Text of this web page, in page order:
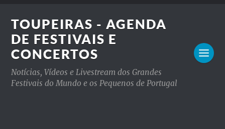
TOUPEIRAS - AGENDA
DE FESTIVAIS E
CONCERTOS
Notícias, Vídeos e Livestream dos Grandes
Festivais do Mundo e os Pequenos de Portugal